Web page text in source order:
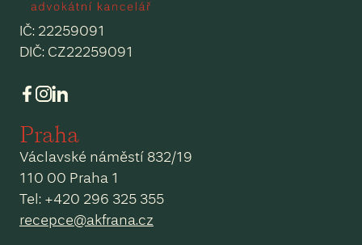
IČ: 22259091
DIČ: CZ22259091
Praha
Václavské náměstí 832/19
110 00 Praha 1
Tel: +420 296 325 355
recepce@akfrana.cz